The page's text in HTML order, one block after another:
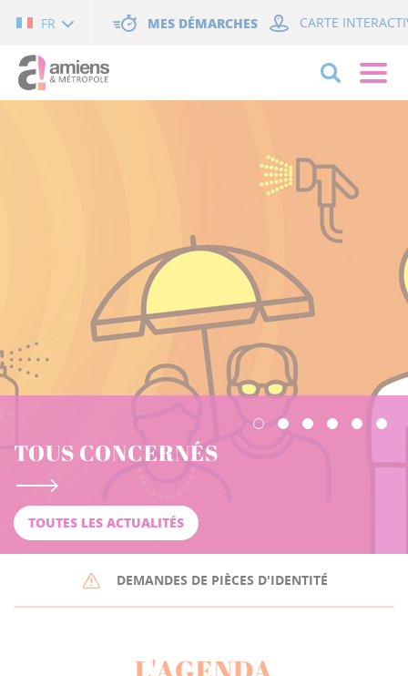
FR MES DÉMARCHES CARTE
TOUS CONCERNÉS
TOUTES LES ACTUALITÉS
DEMANDES DE PIÈCES D'IDENTITÉ